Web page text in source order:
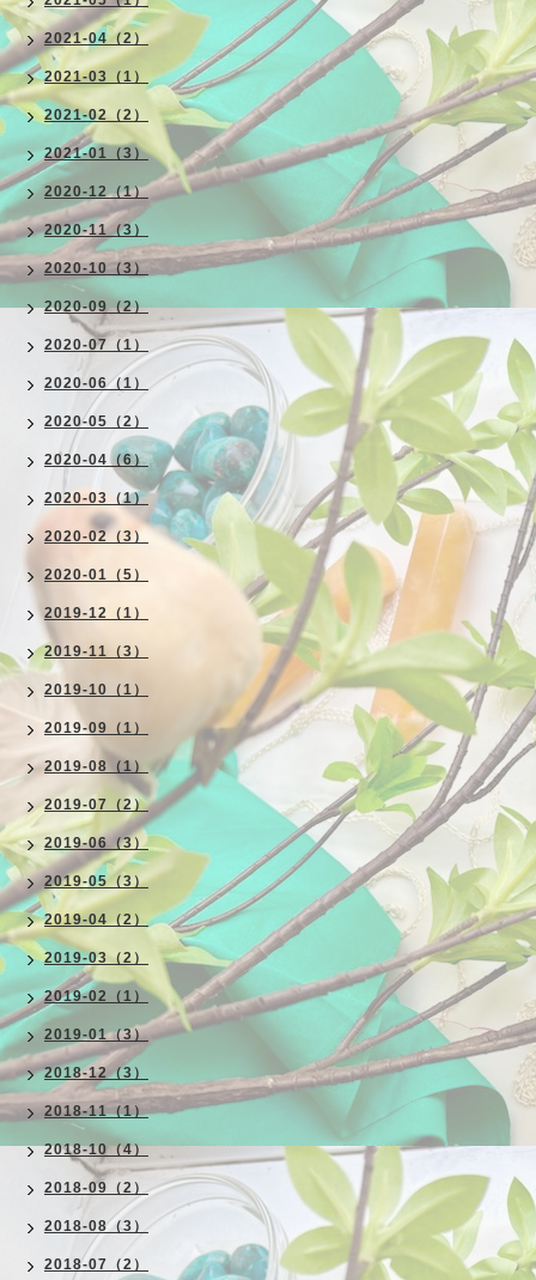
2021-04（2）
2021-03（1）
2021-02（2）
2021-01（3）
2020-12（1）
2020-11（3）
2020-10（3）
2020-09（2）
2020-07（1）
2020-06（1）
2020-05（2）
2020-04（6）
2020-03（1）
2020-02（3）
2020-01（5）
2019-12（1）
2019-11（3）
2019-10（1）
2019-09（1）
2019-08（1）
2019-07（2）
2019-06（3）
2019-05（3）
2019-04（2）
2019-03（2）
2019-02（1）
2019-01（3）
2018-12（3）
2018-11（1）
2018-10（4）
2018-09（2）
2018-08（3）
2018-07（2）